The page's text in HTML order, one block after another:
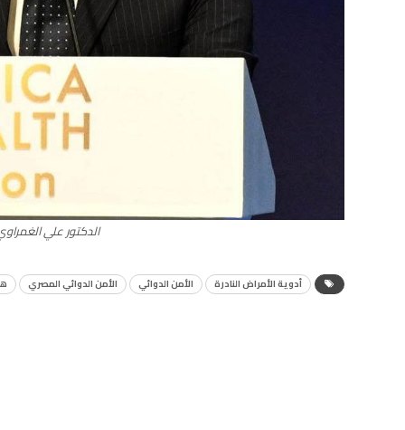
الدكتور علي
أدوية الأمراض النادرة الأمن الدوائي الأمن الدوائي المصري